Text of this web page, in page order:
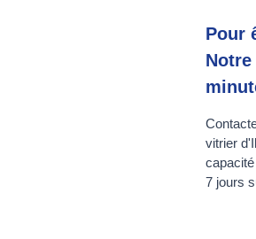
Pour
vitrier
7 jours